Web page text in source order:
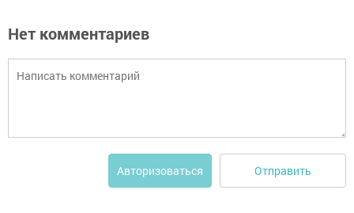
Нет комментариев
Авторизоваться Отправить